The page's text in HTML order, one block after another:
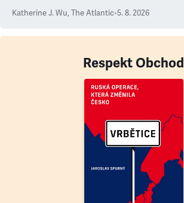
Katherine J. Wu, The Atlantic•5. 8. 2026
Respekt Obchod